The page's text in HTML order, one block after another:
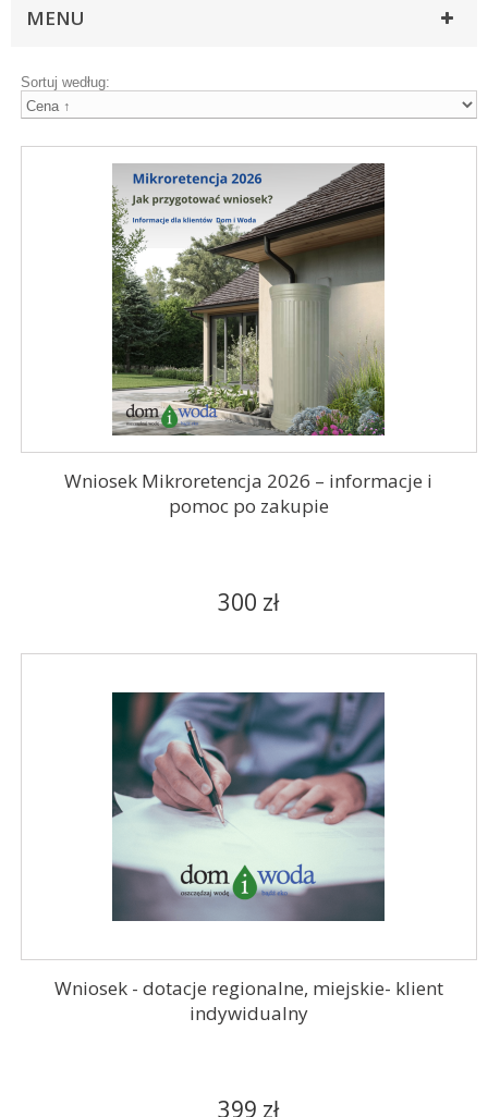
MENU
Sortuj według:
Wniosek Mikroretencja 2026 – informacje i
pomoc po zakupie
300 zł
Wniosek - dotacje regionalne, miejskie- klient
indywidualny
399 zł